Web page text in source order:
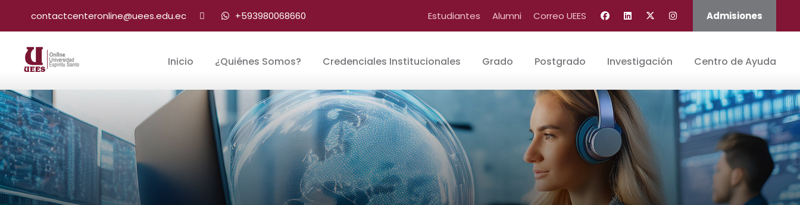
contactcenteronline@uees.edu.ec +593980068660 Estudiantes Alumni Correo UEES Admisiones
Inicio ¿Quiénes Somos? Credenciales Institucionales Grado Postgrado Investigación Centro de Ayuda